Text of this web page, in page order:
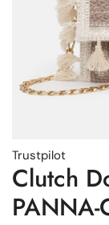
Trustpilot
Clutch
PANNA-